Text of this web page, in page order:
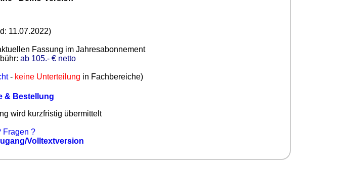
11.07.2022)
Fassung im Jahresabonnement
ab 105.- € netto
- keine Unterteilung in Fachbereiche)
& Bestellung
wird kurzfristig übermittelt
Fragen ?
Volltextversion